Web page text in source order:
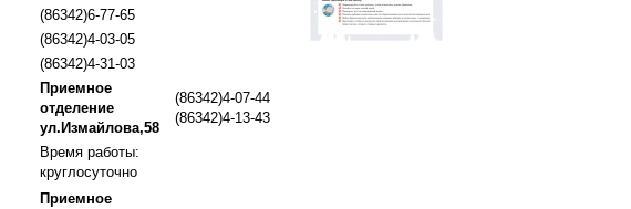
(86342)6-77-65
(86342)4-03-05
(86342)4-31-03
Приемное
отделение
ул.Измайлова,58
(86342)4-07-44
(86342)4-13-43
Время работы:
круглосуточно
Приемное